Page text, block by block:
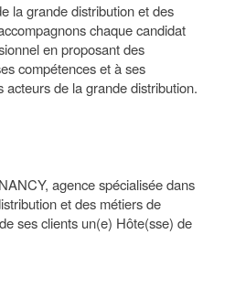
la grande distribution et des
chaque candidat
en proposant des
compétences et à ses
acteurs de la grande distribution.
agence spécialisée dans
et des métiers de
ses clients un(e) Hôte(sse) de